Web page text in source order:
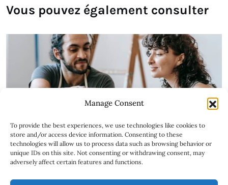
Manage Consent
To provide the best experiences, we use technologies like cookies to
store and/or access device information. Consenting to these
technologies will allow us to process data such as browsing behavior or
unique IDs on this site. Not consenting or withdrawing consent, may
adversely affect certain features and functions.
Vous pouvez également consulter
ACTUALITÉS ARTICLES